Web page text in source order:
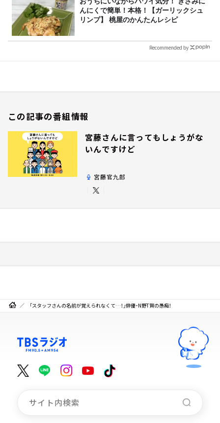
んにくで簡単！本格！【ガーリックシュ
リンプ】 桃屋のかんたんレシピ
Recommended by
この記事の番組情報
宮藤さんに言ってもしょうがな
いんですけど
宮藤官九郎
「スタッフさんの名前が覚えられなくて…！」俳優・N野T賀の愚痴！